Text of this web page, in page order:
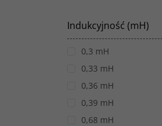
Indukcyjność (mH)
0,3 mH
0,33 mH
0,36 mH
0,39 mH
0,68 mH